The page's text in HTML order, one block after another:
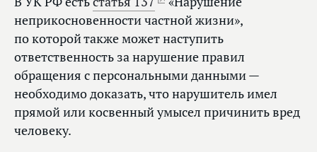
неприкосновенности частной жизни»,
по которой также может наступить
ответственность за нарушение правил
обращения с персональными данными —
необходимо доказать, что нарушитель имел
прямой или косвенный умысел причинить вред
человеку.